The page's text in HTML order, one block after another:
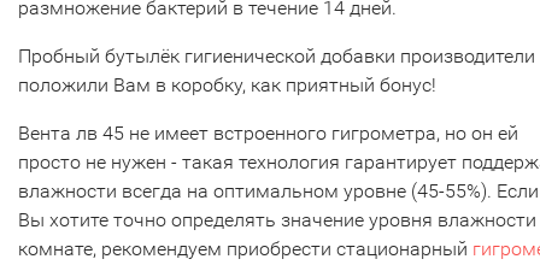
размножение бактерий в течение 14 дней.
Пробный бутылёк гигиенической добавки производители
положили Вам в коробку, как приятный бонус!
Вента лв 45 не имеет встроенного гигрометра, но он ей
просто не нужен - такая технология гарантирует
влажности всегда на оптимальном уровне (45-55%).
Вы хотите точно определять значение уровня влажности
комнате, рекомендуем приобрести стационарный